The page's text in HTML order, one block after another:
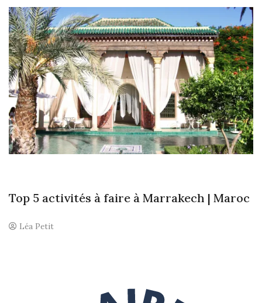
e
a
v
e
a
C
o
m
m
e
n
t
Top 5 activités à faire à Marrakech | Maroc
Léa Petit